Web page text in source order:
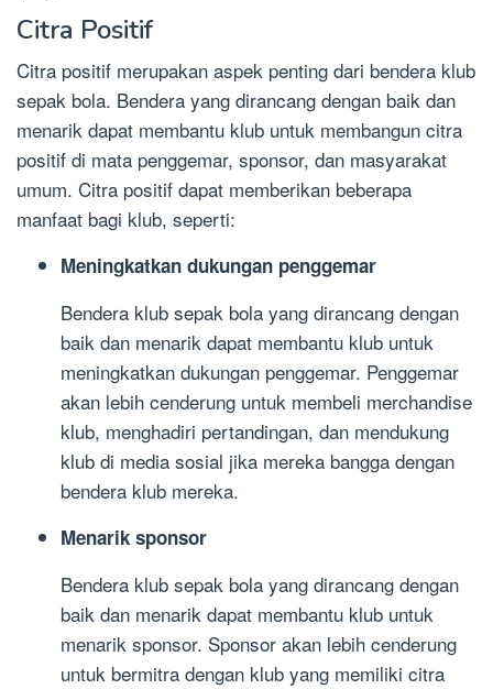
Citra Positif
Citra positif merupakan aspek penting dari bendera klub
sepak bola. Bendera yang dirancang dengan baik dan
menarik dapat membantu klub untuk membangun citra
positif di mata penggemar, sponsor, dan masyarakat
umum. Citra positif dapat memberikan beberapa
manfaat bagi klub, seperti:
Meningkatkan dukungan penggemar
Bendera klub sepak bola yang dirancang dengan
baik dan menarik dapat membantu klub untuk
meningkatkan dukungan penggemar. Penggemar
akan lebih cenderung untuk membeli merchandise
klub, menghadiri pertandingan, dan mendukung
klub di media sosial jika mereka bangga dengan
bendera klub mereka.
Menarik sponsor
Bendera klub sepak bola yang dirancang dengan
baik dan menarik dapat membantu klub untuk
menarik sponsor. Sponsor akan lebih cenderung
untuk bermitra dengan klub yang memiliki citra